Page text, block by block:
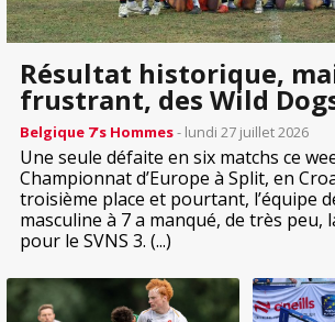
Résultat historique,
frustrant, des Wild
Belgique 7’s Hommes- lundi 27 juillet 2026
Une seule défaite en six matchs ce
Championnat d’Europe à Split, en
troisième place et pourtant, l’équipe
masculine à 7 a manqué, de très peu,
pour le SVNS 3. (...)